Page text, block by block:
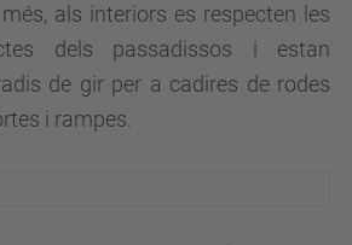
als interiors es respecten les
dels passadissos i estan
de gir per a cadires de rodes
i rampes.